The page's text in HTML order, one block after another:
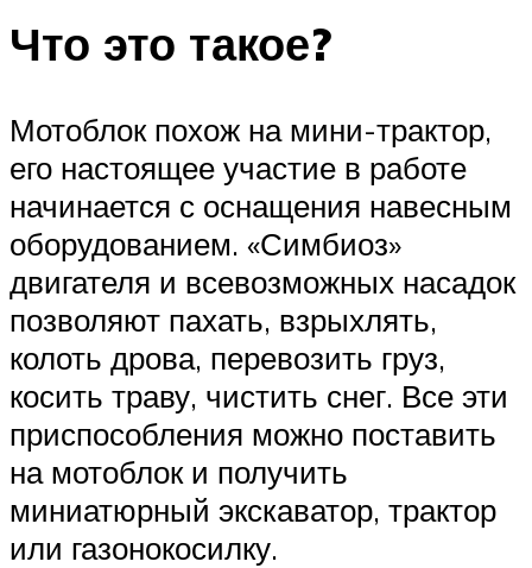
Что это такое?
Мотоблок похож на мини-трактор,
его настоящее участие в работе
начинается с оснащения навесным
оборудованием. «Симбиоз»
двигателя и всевозможных насадок
позволяют пахать, взрыхлять,
колоть дрова, перевозить груз,
косить траву, чистить снег. Все эти
приспособления можно поставить
на мотоблок и получить
миниатюрный экскаватор, трактор
или газонокосилку.